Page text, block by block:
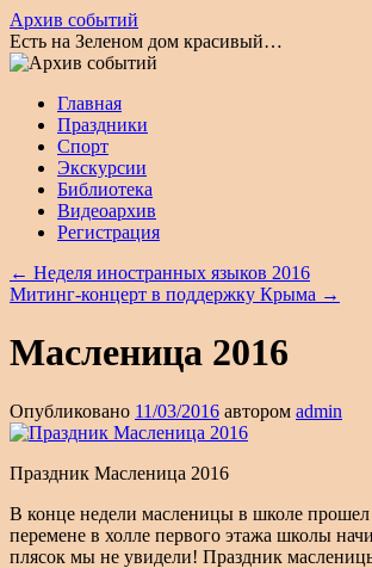
Архив событий
Есть на Зеленом дом красивый…
Перейти
содержимому
Главная
Праздники
Спорт
Экскурсии
Библиотека
Видеоархив
Регистрация
← Неделя иностранных языков 2016
Митинг-концерт в поддержку Крыма →
Масленица 2016
Опубликовано 11/03/2016 автором admin
Праздник Масленица 2016
В конце недели масленицы в школе
перемене в холле первого этажа школы
плясок мы не увидели! Праздник масленицы